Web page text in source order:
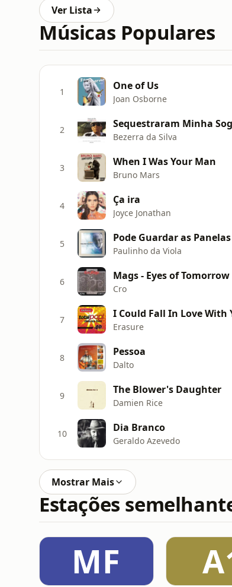
Ver Lista
Músicas Populares
1 One of Us
Joan Osborne
2 Sequestraram Minha
Bezerra da Silva
3 When I Was Your Man
Bruno Mars
4 Ça ira
Joyce Jonathan
5 Pode Guardar as Panelas
Paulinho da Viola
6 Mags - Eyes of Tomorrow
Cro
7 I Could Fall In Love With
Erasure
8 Pessoa
Dalto
9 The Blower's Daughter
Damien Rice
10 Dia Branco
Geraldo Azevedo
Mostrar Mais
Estações
MF